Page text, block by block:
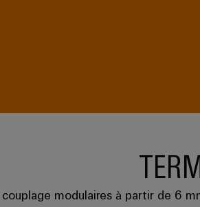
modulaires à partir de 6